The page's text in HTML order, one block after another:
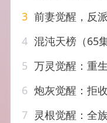
3 前妻觉醒，反派老公日日粘
4 混沌天榜（65
5 万灵觉醒：重生太子妃撞飞
6 炮灰觉醒：拒收三只白眼狼
7 灵根觉醒：全族天才听我